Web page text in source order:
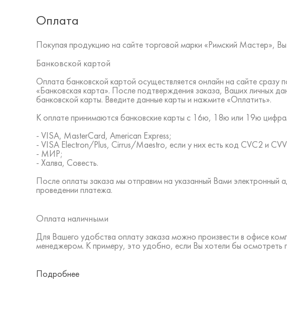
Оплата
Покупая продукцию на сайте торговой марки «Римский Мастер»,
Банковской картой
Оплата банковской картой осуществляется онлайн на сайте
«Банковская карта». После подтверждения заказа, Ваших личных
банковской карты. Введите данные карты и нажмите «Оплатить».
К оплате принимаются банковские карты с 16ю, 18ю или 19ю
- VISA, MasterCard, American Express;
- VISA Electron/Plus, Cirrus/Maestro, если у них есть код CVC2 и
- МИР;
- Халва, Совесть.
После оплаты заказа мы отправим на указанный Вами
проведении платежа.
Оплата наличными
Для Вашего удобства оплату заказа можно произвести в офисе
менеджером. К примеру, это удобно, если Вы хотели бы осмотреть
Подробнее